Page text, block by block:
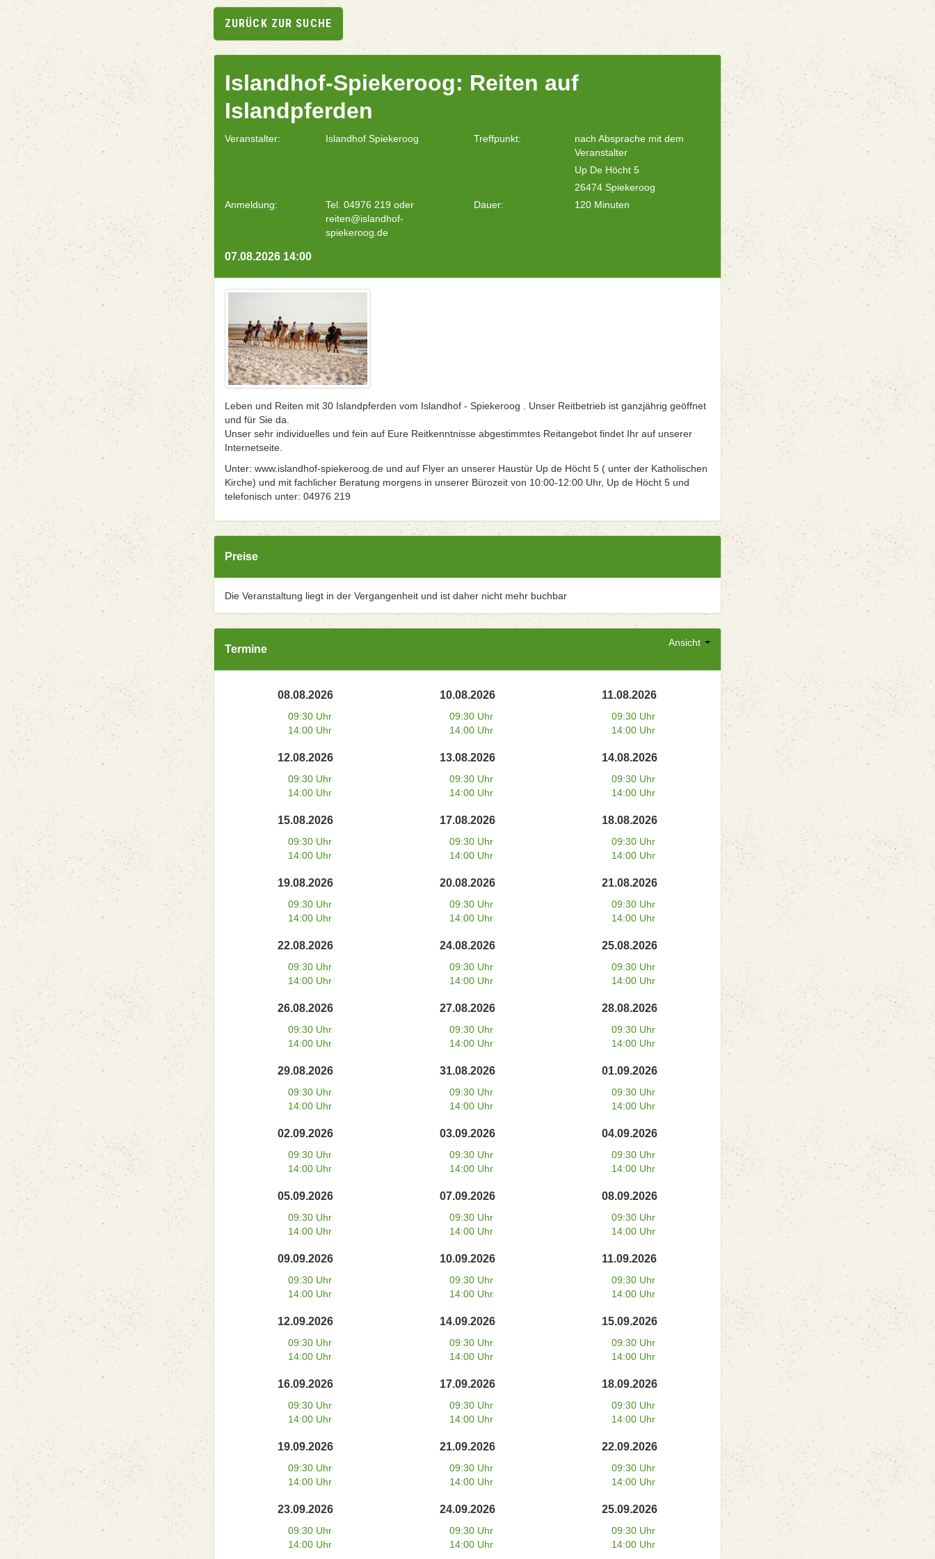
ZURÜCK ZUR SUCHE
Islandhof-Spiekeroog: Reiten auf
Islandpferden
Veranstalter: Islandhof Spiekeroog Treffpunkt:
nach Absprache mit dem
Veranstalter
Up De Höcht 5
26474 Spiekeroog
Anmeldung:
Tel. 04976 219 oder
reiten@islandhof-
spiekeroog.de
Dauer: 120 Minuten
07.08.2026 14:00
Leben und Reiten mit 30 Islandpferden vom Islandhof - Spiekeroog . Unser Reitbetrieb ist ganzjährig geöffnet
und für Sie da.
Unser sehr individuelles und fein auf Eure Reitkenntnisse abgestimmtes Reitangebot findet Ihr auf unserer
Internetseite.
Unter: www.islandhof-spiekeroog.de und auf Flyer an unserer Haustür Up de Höcht 5 ( unter der Katholischen
Kirche) und mit fachlicher Beratung morgens in unserer Bürozeit von 10:00-12:00 Uhr, Up de Höcht 5 und
telefonisch unter: 04976 219
Preise
Die Veranstaltung liegt in der Vergangenheit und ist daher nicht mehr buchbar
Ansicht
Termine
08.08.2026
09:30 Uhr
14:00 Uhr
10.08.2026
09:30 Uhr
14:00 Uhr
11.08.2026
09:30 Uhr
14:00 Uhr
12.08.2026
09:30 Uhr
14:00 Uhr
13.08.2026
09:30 Uhr
14:00 Uhr
14.08.2026
09:30 Uhr
14:00 Uhr
15.08.2026
09:30 Uhr
14:00 Uhr
17.08.2026
09:30 Uhr
14:00 Uhr
18.08.2026
09:30 Uhr
14:00 Uhr
19.08.2026
09:30 Uhr
14:00 Uhr
20.08.2026
09:30 Uhr
14:00 Uhr
21.08.2026
09:30 Uhr
14:00 Uhr
22.08.2026
09:30 Uhr
14:00 Uhr
24.08.2026
09:30 Uhr
14:00 Uhr
25.08.2026
09:30 Uhr
14:00 Uhr
26.08.2026
09:30 Uhr
14:00 Uhr
27.08.2026
09:30 Uhr
14:00 Uhr
28.08.2026
09:30 Uhr
14:00 Uhr
29.08.2026
09:30 Uhr
14:00 Uhr
31.08.2026
09:30 Uhr
14:00 Uhr
01.09.2026
09:30 Uhr
14:00 Uhr
02.09.2026
09:30 Uhr
14:00 Uhr
03.09.2026
09:30 Uhr
14:00 Uhr
04.09.2026
09:30 Uhr
14:00 Uhr
05.09.2026
09:30 Uhr
14:00 Uhr
07.09.2026
09:30 Uhr
14:00 Uhr
08.09.2026
09:30 Uhr
14:00 Uhr
09.09.2026
09:30 Uhr
14:00 Uhr
10.09.2026
09:30 Uhr
14:00 Uhr
11.09.2026
09:30 Uhr
14:00 Uhr
12.09.2026
09:30 Uhr
14:00 Uhr
14.09.2026
09:30 Uhr
14:00 Uhr
15.09.2026
09:30 Uhr
14:00 Uhr
16.09.2026
09:30 Uhr
14:00 Uhr
17.09.2026
09:30 Uhr
14:00 Uhr
18.09.2026
09:30 Uhr
14:00 Uhr
19.09.2026
09:30 Uhr
14:00 Uhr
21.09.2026
09:30 Uhr
14:00 Uhr
22.09.2026
09:30 Uhr
14:00 Uhr
23.09.2026
09:30 Uhr
14:00 Uhr
24.09.2026
09:30 Uhr
14:00 Uhr
25.09.2026
09:30 Uhr
14:00 Uhr